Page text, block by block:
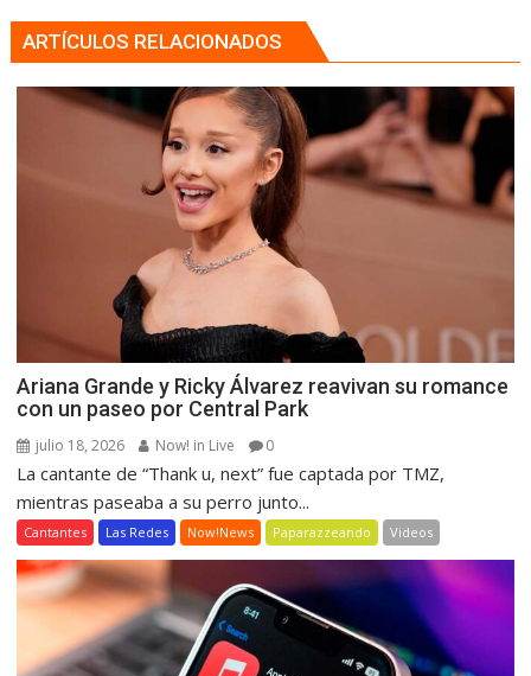
ARTÍCULOS RELACIONADOS
Ariana Grande y Ricky Álvarez reavivan su romance
con un paseo por Central Park
julio 18, 2026 Now! in Live 0
La cantante de “Thank u, next” fue captada por TMZ,
mientras paseaba a su perro junto...
Cantantes Las Redes Now!News Paparazzeando Videos